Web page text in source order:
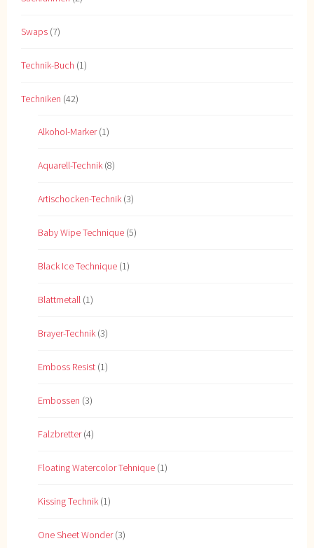
Swaps (7)
Technik-Buch (1)
Techniken (42)
Alkohol-Marker(1)
Aquarell-Technik (8)
Artischocken-Technik (3)
Baby Wipe Technique (5)
Black Ice Technique (1)
Blattmetall (1)
Brayer-Technik (3)
Emboss Resist (1)
Embossen (3)
Falzbretter(4)
Floating Watercolor Tehnique (1)
Kissing Technik (1)
One Sheet Wonder(3)